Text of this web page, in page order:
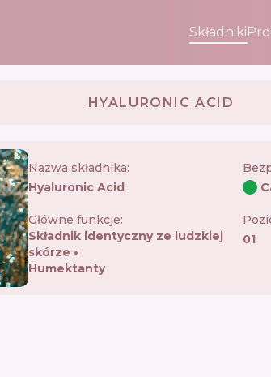
Składniki
HYALURONIC ACID
Nazwa składnika:
Hyaluronic Acid
Główne funkcje:
Składnik identyczny ze ludzkiej
skórze
Humektanty
01